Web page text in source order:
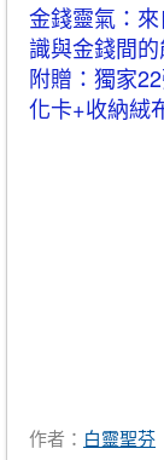
金錢靈氣：
識與金錢間
附贈：獨家
化卡+收納絨
作者： 白靈聖芬